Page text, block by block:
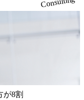
が8割